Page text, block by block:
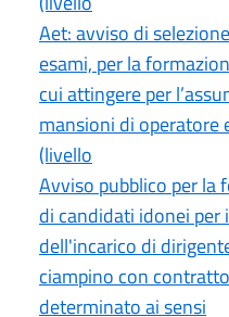
Aet: avviso di
esami, per la
cui attingere per
mansioni di operatore
(livello
Avviso pubblico per la
di candidati idonei
dell'incarico di
ciampino con
determinato ai sensi